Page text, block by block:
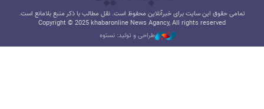
تمامی حقوق این سایت برای خبرآنلاین محفوظ است. نقل مطالب با ذکر منبع بلامانع است.
Copyright © 2025 khabaronline News Agancy, All rights reserved
طراحی و تولید: نستوه